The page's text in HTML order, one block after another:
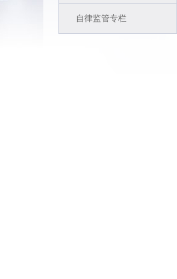
自律监管专栏